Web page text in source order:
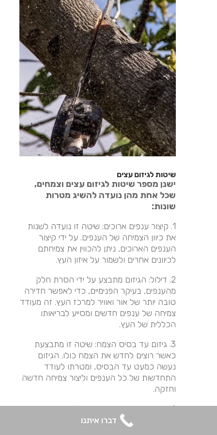
שיטות לגיזום עצים
ישנן מספר שיטות לגיזום עצים וצמחים,
שכל אחת מהן נועדה להשיג מטרות
שונות:
1. קיצור ענפים ארוכים: שיטה זו נועדה לשנות
את כיוון הצמיחה של הענפים. על ידי קיצור
הענפים הארוכים, ניתן להכווין את צמיחתם
לכיוונים אחרים ולשמור על איזון העץ.
2. דילול: הגיזום מתבצע על ידי הסרת חלק
מהענפים, בעיקר הפנימיים, כדי לאפשר חדירה
טובה יותר של אור ואוויר למרכז העץ. זה מעודד
צמיחה של ענפים חדשים ומסייע לבריאותו
הכללית של העץ.
3. גיזום עד בסיס הצמח: שיטה זו מתבצעת
כאשר רוצים לחדש את הצמח כולו. הגיזום
נעשה כמעט עד הבסיס, ומטרתו לעודד
התחדשות של כל הענפים וליצור צמיחה חדשה
וחזקה.
4. הרמת נוף: גיזום שמטרתו להסיר את הענפים
הנמוכים של העץ, ובכך להגביה את כיפת העץ
(הנוף). פעולה זו מקלה על תנועת אנשים וכלי
דברו איתנו